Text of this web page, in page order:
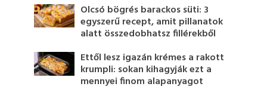
Olcsó bögrés barackos süti: 3
egyszerű recept, amit pillanatok
alatt összedobhatsz fillérekből
Ettől lesz igazán krémes a rakott
krumpli: sokan kihagyják ezt a
mennyei finom alapanyagot